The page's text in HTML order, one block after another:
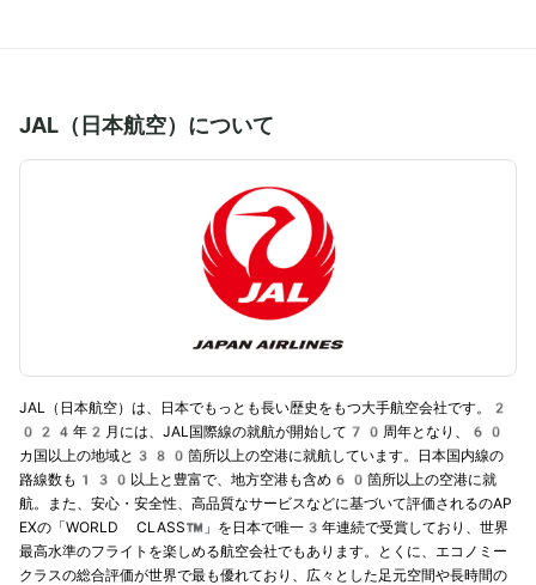
JAL（日本航空）について
JAL（日本航空）は、日本でもっとも長い歴史をもつ大手航空会社です。2
024年2月には、JAL国際線の就航が開始して70周年となり、60
カ国以上の地域と380箇所以上の空港に就航しています。日本国内線の
路線数も130以上と豊富で、地方空港も含め60箇所以上の空港に就
航。また、安心・安全性、高品質なサービスなどに基づいて評価されるのAP
EXの「WORLD CLASS™」を日本で唯一3年連続で受賞しており、世界
最高水準のフライトを楽しめる航空会社でもあります。とくに、エコノミー
クラスの総合評価が世界で最も優れており、広々とした足元空間や長時間の